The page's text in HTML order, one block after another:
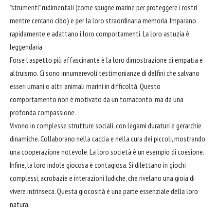
"strumenti" rudimentali (come spugne marine per proteggere i rostri
mentre cercano cibo) e per la loro straordinaria memoria. Imparano
rapidamente e adattano i loro comportamenti. La loro astuzia è
leggendaria.
Forse l'aspetto più affascinante è la loro dimostrazione di empatia e
altruismo. Ci sono innumerevoli testimonianze di delfini che salvano
esseri umani o altri animali marini in difficoltà. Questo
comportamento non è motivato da un tornaconto, ma da una
profonda compassione.
Vivono in complesse strutture sociali, con legami duraturi e gerarchie
dinamiche. Collaborano nella caccia e nella cura dei piccoli, mostrando
una cooperazione notevole. La loro società è un esempio di coesione.
Infine, la loro indole giocosa è contagiosa. Si dilettano in giochi
complessi, acrobazie e interazioni ludiche, che rivelano una gioia di
vivere intrinseca. Questa giocosità è una parte essenziale della loro
natura.